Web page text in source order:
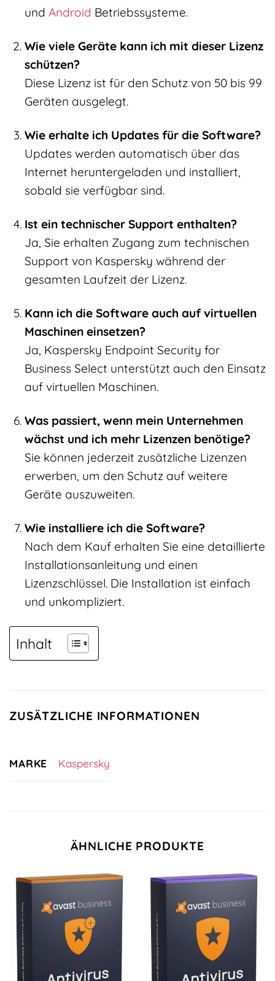
und Android Betriebssysteme.
Wie viele Geräte kann ich mit dieser Lizenz
schützen?
Diese Lizenz ist für den Schutz von 50 bis 99
Geräten ausgelegt.
Wie erhalte ich Updates für die Software?
Updates werden automatisch über das
Internet heruntergeladen und installiert,
sobald sie verfügbar sind.
Ist ein technischer Support enthalten?
Ja, Sie erhalten Zugang zum technischen
Support von Kaspersky während der
gesamten Laufzeit der Lizenz.
Kann ich die Software auch auf virtuellen
Maschinen einsetzen?
Ja, Kaspersky Endpoint Security for
Business Select unterstützt auch den Einsatz
auf virtuellen Maschinen.
Was passiert, wenn mein Unternehmen
wächst und ich mehr Lizenzen benötige?
Sie können jederzeit zusätzliche Lizenzen
erwerben, um den Schutz auf weitere
Geräte auszuweiten.
Wie installiere ich die Software?
Nach dem Kauf erhalten Sie eine detaillierte
Installationsanleitung und einen
Lizenzschlüssel. Die Installation ist einfach
und unkompliziert.
Inhalt
ZUSÄTZLICHE INFORMATIONEN
MARKE Kaspersky
ÄHNLICHE PRODUKTE